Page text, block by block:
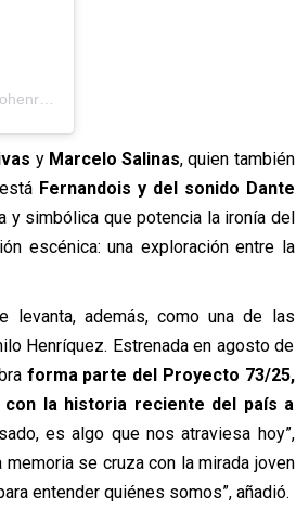
yMarcelo Salinas, quien también
Fernandois y del sonido Dante
y simbólica que potencia la ironía del
escénica: una exploración entre la
levanta, además, como una de las
Henríquez. Estrenada en agosto de
forma parte del Proyecto 73/25,
con la historia reciente del país a
es algo que nos atraviesa hoy”,
se cruza con la mirada joven
entender quiénes somos”, añadió.